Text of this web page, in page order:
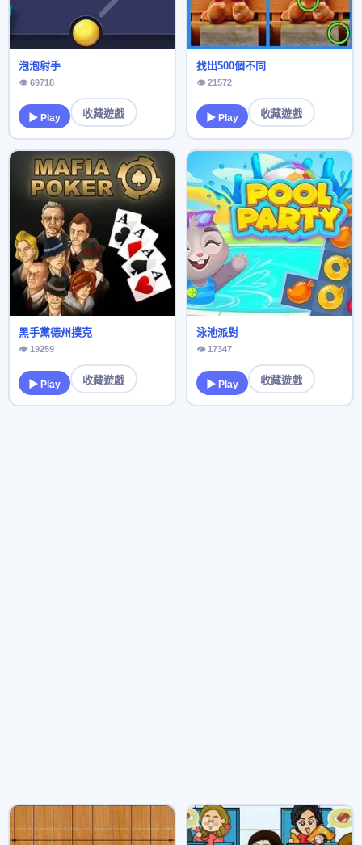
泡泡射手
👁 69718
▶ Play 收藏遊戲
找出500個不同
👁 21572
▶ Play 收藏遊戲
黑手黨德州撲克
👁 19259
▶ Play 收藏遊戲
泳池派對
👁 17347
▶ Play 收藏遊戲